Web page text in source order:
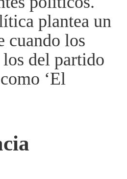
plantea un
cuando los
del partido
‘El